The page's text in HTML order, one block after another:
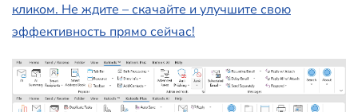
кликом. Не ждите – скачайте и улучшите свою
эффективность прямо сейчас!